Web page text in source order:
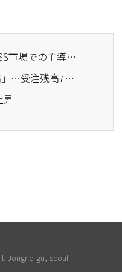
· LSエレクトリック、次世代PCSの量産開始…グローバルESS市場での主導権強化
· LSエレクトリック、2四半期営業利益1785億円「過去最高」…受注残高7兆円突破
昇
Jongno-gu, Seoul